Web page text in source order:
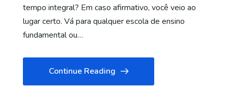
tempo integral? Em caso afirmativo, você veio ao
lugar certo. Vá para qualquer escola de ensino
fundamental ou…
Continue Reading